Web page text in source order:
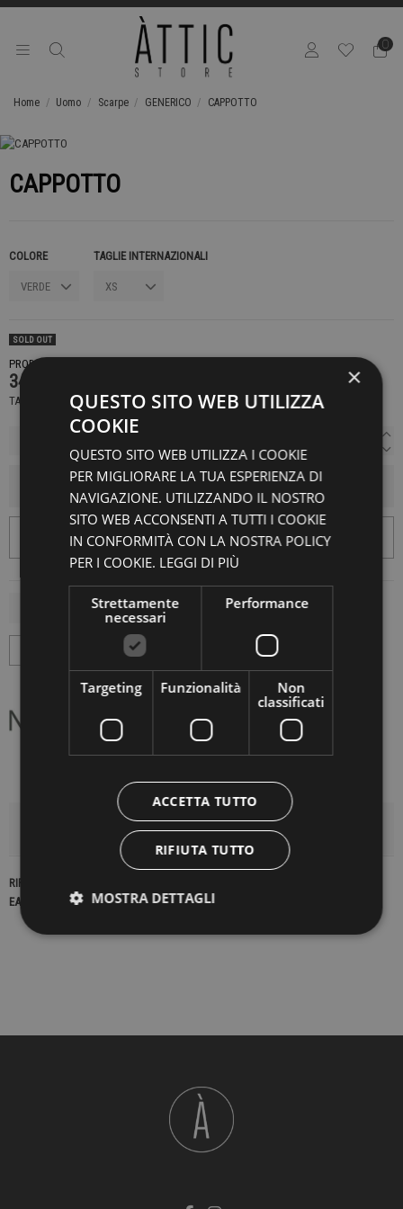
0
Home Uomo Scarpe GENERICO CAPPOTTO
CAPPOTTO
COLORE TAGLIE INTERNAZIONALI
SOLD OUT
PRODOTTO NON DISPONIBILE CONTATTACI PER SAPERE DI PIÙ
349,00 €
TASSE INCLUSE
AGGIUNGI AL CARRELLO
DETTAGLI DEL PRODOTTO
RIFERIMENTO
EAN13
2900000428461
×
QUESTO SITO WEB UTILIZZA
COOKIE
QUESTO SITO WEB UTILIZZA I COOKIE
PER MIGLIORARE LA TUA ESPERIENZA DI
NAVIGAZIONE. UTILIZZANDO IL NOSTRO
SITO WEB ACCONSENTI A TUTTI I COOKIE
IN CONFORMITÀ CON LA NOSTRA POLICY
PER I COOKIE. LEGGI DI PIÙ
Strettamente
necessari
Performance
Targeting Funzionalità
Non
classificati
ACCETTA TUTTO
RIFIUTA TUTTO
MOSTRA DETTAGLI